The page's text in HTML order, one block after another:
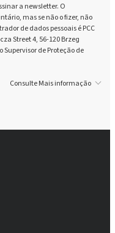
a newsletter. O
mas se não o fizer, não
de dados pessoais é PCC
Street 4, 56-120 Brzeg
Supervisor de Proteção de
Consulte Mais informação